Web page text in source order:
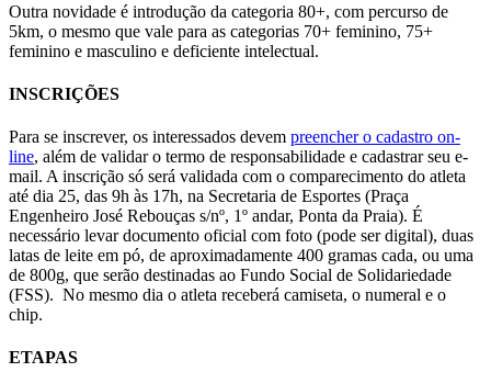
Outra novidade é introdução da categoria 80+, com percurso de
5km, o mesmo que vale para as categorias 70+ feminino, 75+
feminino e masculino e deficiente intelectual.
INSCRIÇÕES
Para se inscrever, os interessados devem preencher o cadastro on-
line, além de validar o termo de responsabilidade e cadastrar seu e-
mail. A inscrição só será validada com o comparecimento do atleta
até dia 25, das 9h às 17h, na Secretaria de Esportes (Praça
Engenheiro José Rebouças s/nº, 1º andar, Ponta da Praia). É
necessário levar documento oficial com foto (pode ser digital), duas
latas de leite em pó, de aproximadamente 400 gramas cada, ou uma
de 800g, que serão destinadas ao Fundo Social de Solidariedade
(FSS). No mesmo dia o atleta receberá camiseta, o numeral e o
chip.
ETAPAS